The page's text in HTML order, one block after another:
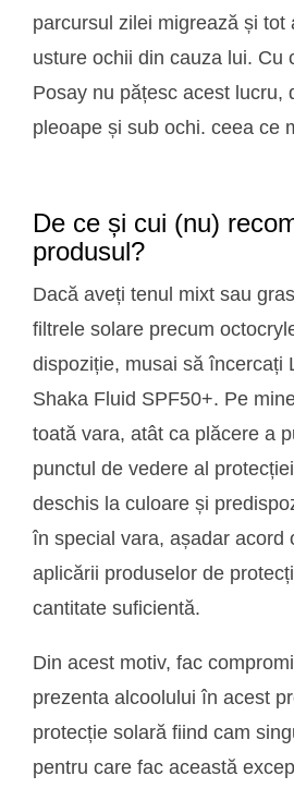
parcursul zilei migrează și tot
usture ochii din cauza lui. Cu
Posay nu pățesc acest lucru,
pleoape și sub ochi. ceea ce
De ce și cui (nu)
produsul?
Dacă aveți tenul mixt sau
filtrele solare precum
dispoziție, musai să încercați
Shaka Fluid SPF50+. Pe
toată vara, atât ca plăcere a
punctul de vedere al
deschis la culoare și
în special vara, așadar acord
aplicării produselor de
cantitate suficientă.
Din acest motiv, fac
prezenta alcoolului în acest
protecție solară fiind cam
pentru care fac această